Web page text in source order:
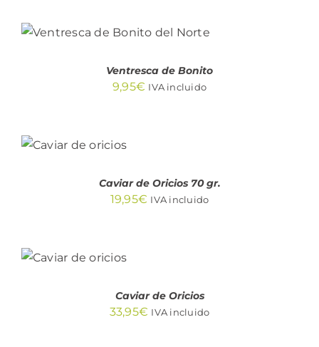
AÑADIR AL CARRITO
/
Ventresca de Bonito
9,95€ IVA incluido
CARRITO
Caviar de Oricios 70 gr.
19,95€ IVA incluido
CARRITO
Caviar de Oricios
33,95€ IVA incluido